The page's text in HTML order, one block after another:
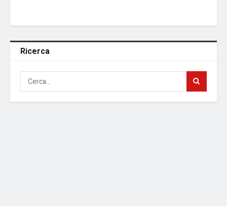
Ricerca